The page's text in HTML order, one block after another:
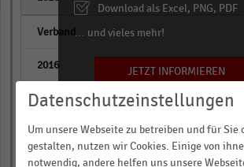
Download als Excel, PNG, PDF
… und vieles mehr!
JETZT INFORMIEREN
Datenschutzeinstellungen
Um unsere Webseite zu betreiben und für Sie
gestalten, nutzen wir Cookies. Einige von
notwendig, andere helfen uns unsere